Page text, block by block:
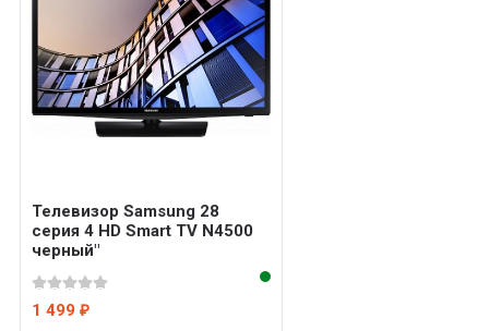
Телевизор Samsung 28
серия 4 HD Smart TV N4500
черный"
1 499₽